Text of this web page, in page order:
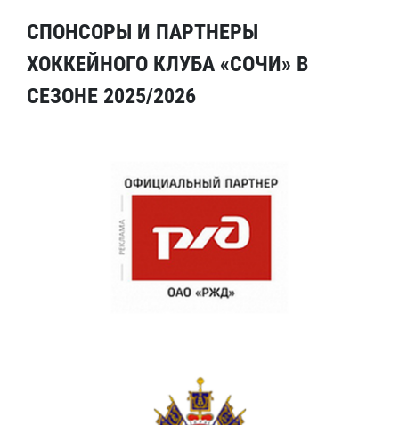
СПОНСОРЫ И ПАРТНЕРЫ
ХОККЕЙНОГО КЛУБА «СОЧИ» В
СЕЗОНЕ 2025/2026